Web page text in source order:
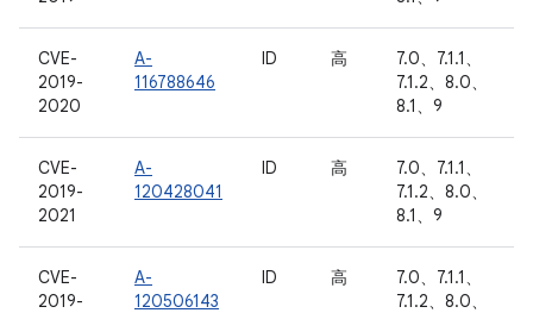
CVE-
2019-
2020
A-
116788646
ID 高
7.0、7.1.1、
7.1.2、8.0、
8.1、9
CVE-
2019-
2021
A-
120428041
ID 高
7.0、7.1.1、
7.1.2、8.0、
8.1、9
CVE-
2019-
A-
120506143
ID 高
7.0、7.1.1、
7.1.2、8.0、